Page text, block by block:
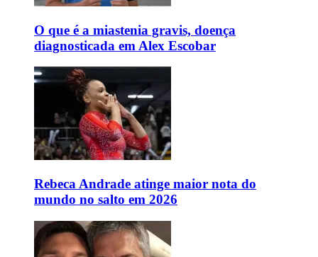
O que é a miastenia gravis, doença
diagnosticada em Alex Escobar
Rebeca Andrade atinge maior nota do
mundo no salto em 2026